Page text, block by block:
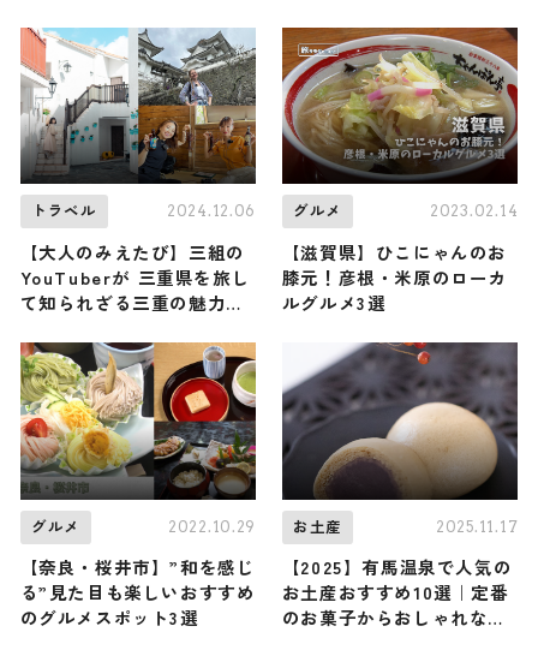
ルド・ジャーニー」がスタ
ート！
企画）
トラベル 2024.12.06
【大人のみえたび】三組の
YouTuberが 三重県を旅し
て知られざる三重の魅力を
グルメ 2023.02.14
【滋賀県】ひこにゃんのお
膝元！彦根・米原のローカ
ルグルメ3選
グルメ 2022.10.29
【奈良・桜井市】”和を感じ
る”見た目も楽しいおすすめ
のグルメスポット3選
お土産 2025.11.17
【2025】有馬温泉で人気の
お土産おすすめ10選｜定番
のお菓子からおしゃれなお